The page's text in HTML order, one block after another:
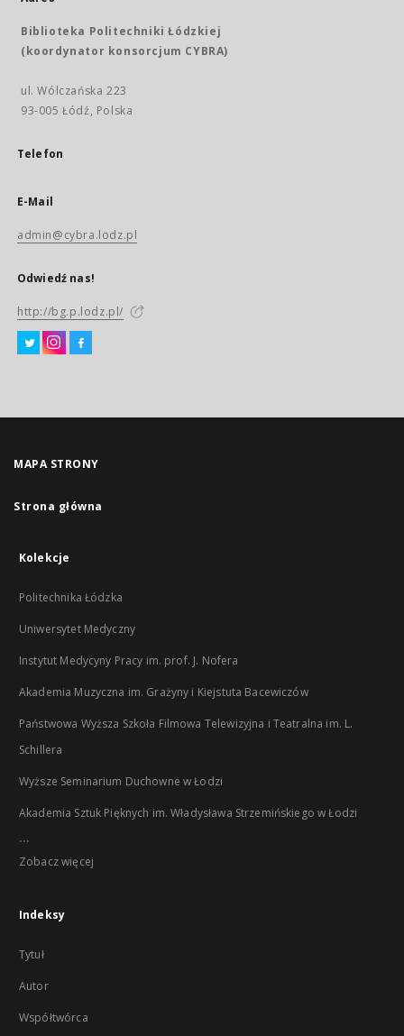
Biblioteka Politechniki Łódzkiej
(koordynator konsorcjum CYBRA)
ul. Wólczańska 223
93-005 Łódź, Polska
Telefon
E-Mail
admin@cybra.lodz.pl
Odwiedź nas!
http://bg.p.lodz.pl/
MAPA STRONY
Strona główna
Kolekcje
Politechnika Łódzka
Uniwersytet Medyczny
Instytut Medycyny Pracy im. prof. J. Nofera
Akademia Muzyczna im. Grażyny i Kiejstuta Bacewiczów
Państwowa Wyższa Szkoła Filmowa Telewizyjna i Teatralna im. L.
Schillera
Wyższe Seminarium Duchowne w Łodzi
Akademia Sztuk Pięknych im. Władysława Strzemińskiego w Łodzi
...
Zobacz więcej
Indeksy
Tytuł
Autor
Współtwórca